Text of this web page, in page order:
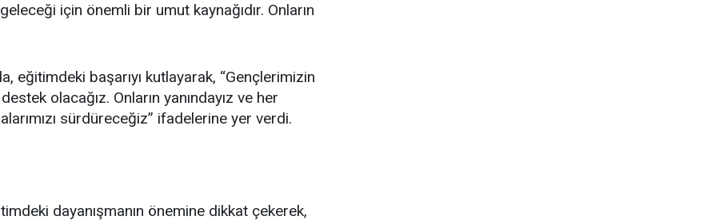
için önemli bir umut kaynağıdır. Onların
eğitimdeki başarıyı kutlayarak, “Gençlerimizin
olacağız. Onların yanındayız ve her
sürdüreceğiz” ifadelerine yer verdi.
dayanışmanın önemine dikkat çekerek,